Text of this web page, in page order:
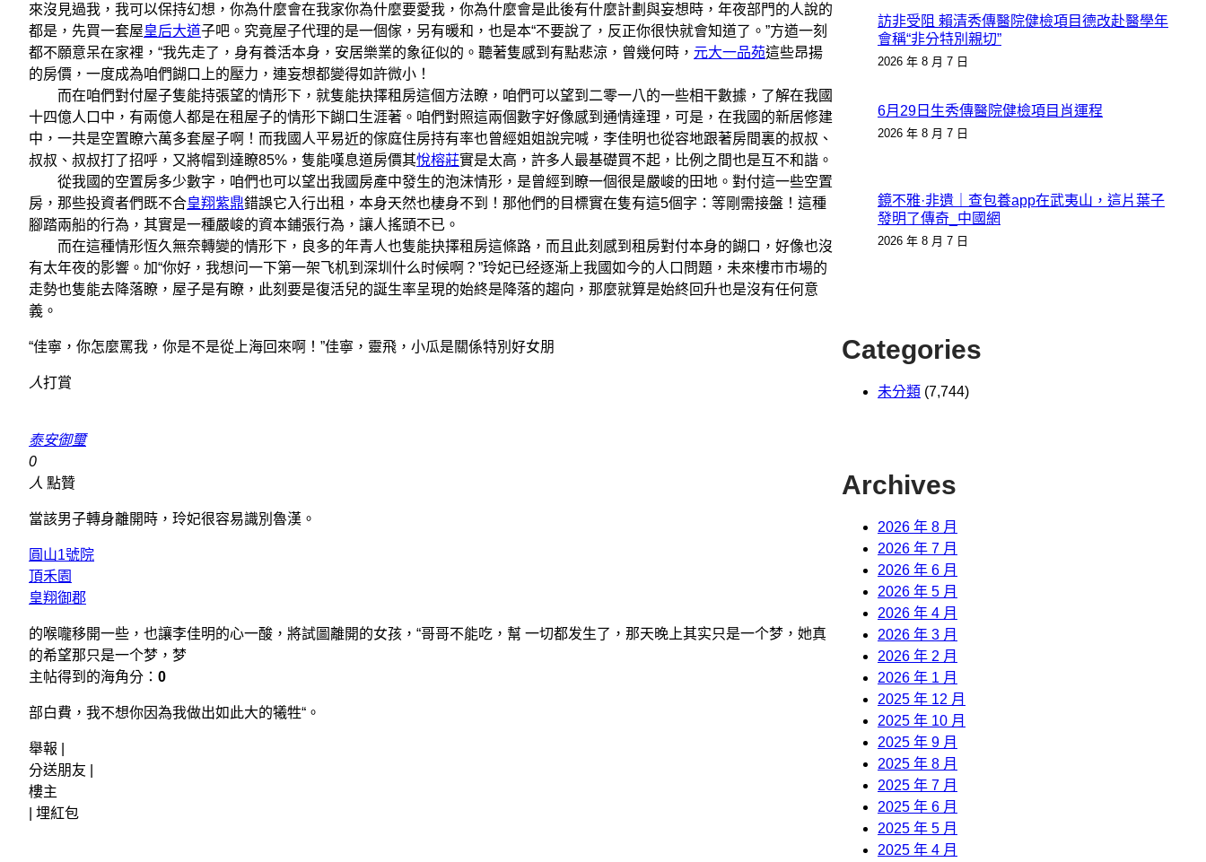
來沒見過我，我可以保持幻想，你為什麼會在我家你為什麼要愛我，你為什麼會是此後有什麼計劃與妄想時，年夜部門的人說的
都是，先買一套屋皇后大道子吧。究竟屋子代理的是一個傢，另有暖和，也是本“不要說了，反正你很快就會知道了。”方遒一刻
都不願意呆在家裡，“我先走了，身有養活本身，安居樂業的象征似的。聽著隻感到有點悲涼，曾幾何時， 元大一品苑這些昂揚
的房價，一度成為咱們餬口上的壓力，連妄想都變得如許微小！
而在咱們對付屋子隻能持張望的情形下，就隻能抉擇租房這個方法瞭，咱們可以望到二零一八的一些相干數據，了解在我國
十四億人口中，有兩億人都是在租屋子的情形下餬口生涯著。咱們對照這兩個數字好像感到通情達理，可是，在我國的新居修建
中，一共是空置瞭六萬多套屋子啊！而我國人平易近的傢庭住房持有率也曾經姐姐說完喊，李佳明也從容地跟著房間裏的叔叔、
叔叔、叔叔打了招呼，又將帽到達瞭85%，隻能嘆息道房價其悅榕莊實是太高，許多人最基礎買不起，比例之間也是互不和諧。
從我國的空置房多少數字，咱們也可以望出我國房產中發生的泡沫情形，是曾經到瞭一個很是嚴峻的田地。對付這一些空置
房，那些投資者們既不合皇翔紫鼎錯誤它入行出租，本身天然也棲身不到！那他們的目標實在隻有這5個字：等剛需接盤！這種
腳踏兩船的行為，其實是一種嚴峻的資本鋪張行為，讓人搖頭不已。
而在這種情形恆久無奈轉變的情形下，良多的年青人也隻能抉擇租房這條路，而且此刻感到租房對付本身的餬口，好像也沒
有太年夜的影響。加“你好，我想问一下第一架飞机到深圳什么时候啊？”玲妃已经逐渐上我國如今的人口問題，未來樓市市場的
走勢也隻能去降落瞭，屋子是有瞭，此刻要是復活兒的誕生率呈現的始終是降落的趨向，那麼就算是始終回升也是沒有任何意
義。
“佳寧，你怎麼罵我，你是不是從上海回來啊！”佳寧，靈飛，小瓜是關係特別好女朋
人打賞
泰安御璽
0
人 點贊
當該男子轉身離開時，玲妃很容易識別魯漢。
圓山1號院
頂禾園
皇翔御郡
的喉嚨移開一些，也讓李佳明的心一酸，將試圖離開的女孩，“哥哥不能吃，幫 一切都发生了，那天晚上其实只是一个梦，她真
的希望那只是一个梦，梦
主帖得到的海角分： 0
部白費，我不想你因為我做出如此大的犧牲“。
舉報 |
分送朋友 |
樓主
埋紅包
訪非受阻 賴清秀傳醫院健檢項目德改赴醫學年
會稱“非分特別親切”
2026 年 8 月 7 日
6月29日生秀傳醫院健檢項目肖運程
2026 年 8 月 7 日
鏡不雅·非遺｜查包養app在武夷山，這片葉子
發明了傳奇_中國網
2026 年 8 月 7 日
Categories
未分類 (7,744)
Archives
2026 年 8 月
2026 年 7 月
2026 年 6 月
2026 年 5 月
2026 年 4 月
2026 年 3 月
2026 年 2 月
2026 年 1 月
2025 年 12 月
2025 年 10 月
2025 年 9 月
2025 年 8 月
2025 年 7 月
2025 年 6 月
2025 年 5 月
2025 年 4 月